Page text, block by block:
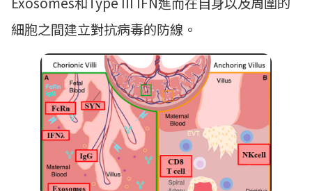
細胞之間建立對抗病毒的防線。